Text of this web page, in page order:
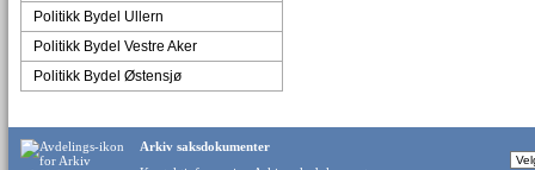
Politikk Bydel Ullern
Politikk Bydel Vestre Aker
Politikk Bydel Østensjø
Arkiv saksdokumenter